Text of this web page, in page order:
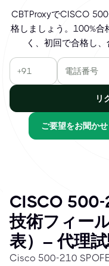
CBTProxyでCISCO
格しましょう。100%合
く、初回で合格し
リ
ご要望をお聞か
CISCO 500-
技術フィー
表）– 代理
Cisco 500-210